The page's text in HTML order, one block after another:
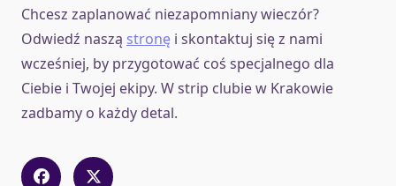
Chcesz zaplanować niezapomniany wieczór?
Odwiedź naszą stronę i skontaktuj się z nami
wcześniej, by przygotować coś specjalnego dla
Ciebie i Twojej ekipy. W strip clubie w Krakowie
zadbamy o każdy detal.